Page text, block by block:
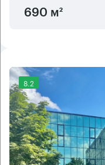
690 м²
8.2